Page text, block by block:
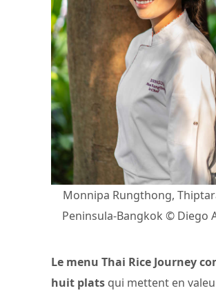
Monnipa Rungthong,
Peninsula-Bangkok © Diego
Le menu Thai Rice Journey
huit plats qui mettent en